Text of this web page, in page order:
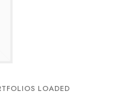
LOADED